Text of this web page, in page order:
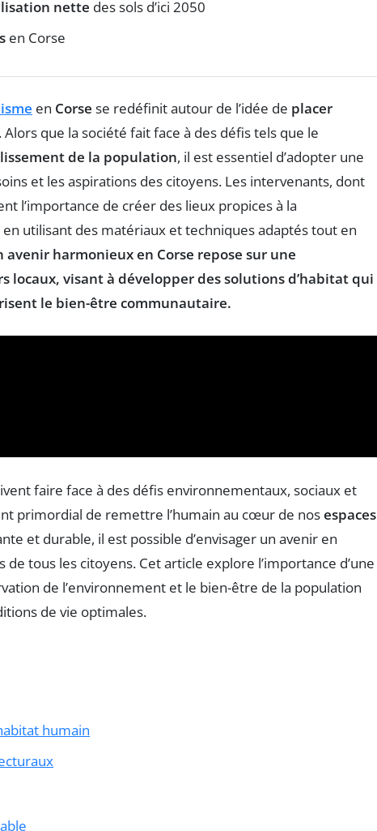
nette des sols d’ici 2050
en Corse
en Corse se redéfinit autour de l’idée de placer
que la société fait face à des défis tels que le
de la population, il est essentiel d’adopter une
et les aspirations des citoyens. Les intervenants, dont
l’importance de créer des lieux propices à la
en utilisant des matériaux et techniques adaptés tout en
avenir harmonieux en Corse repose sur une
locaux, visant à développer des solutions d’habitat qui
le bien-être communautaire.
faire face à des défis environnementaux, sociaux et
primordial de remettre l’humain au cœur de nosespaces
et durable, il est possible d’envisager un avenir en
tous les citoyens. Cet article explore l’importance d’une
de l’environnement et le bien-être de la population
de vie optimales.
humain